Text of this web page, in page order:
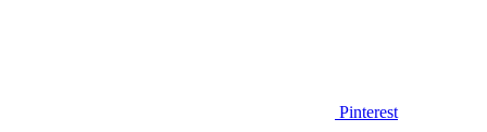
Pinterest